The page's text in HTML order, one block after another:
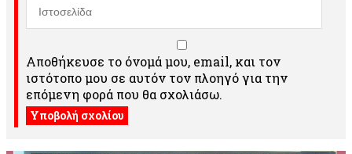
Αποθήκευσε το όνομά μου, email, και τον
ιστότοπο μου σε αυτόν τον πλοηγό για την
επόμενη φορά που θα σχολιάσω.